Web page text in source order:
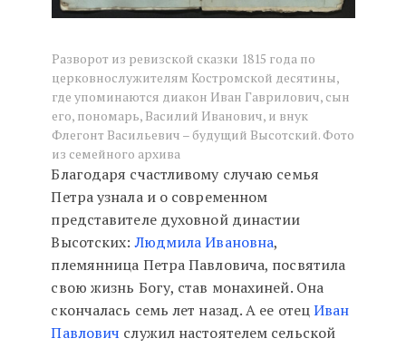
Разворот из ревизской сказки 1815 года по
церковнослужителям Костромской десятины,
где упоминаются диакон Иван Гаврилович, сын
его, пономарь, Василий Иванович, и внук
Флегонт Васильевич – будущий Высотский. Фото
из семейного архива
Благодаря счастливому случаю семья
Петра узнала и о современном
представителе духовной династии
Высотских:Людмила Ивановна,
племянница Петра Павловича, посвятила
свою жизнь Богу, став монахиней. Она
скончалась семь лет назад. А ее отецИван
Павлович служил настоятелем сельской